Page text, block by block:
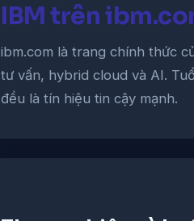
IBM trên
ibm.com là trang chính thức
tư vấn, hybrid cloud và AI.
đều là tín hiệu tin cậy mạnh.